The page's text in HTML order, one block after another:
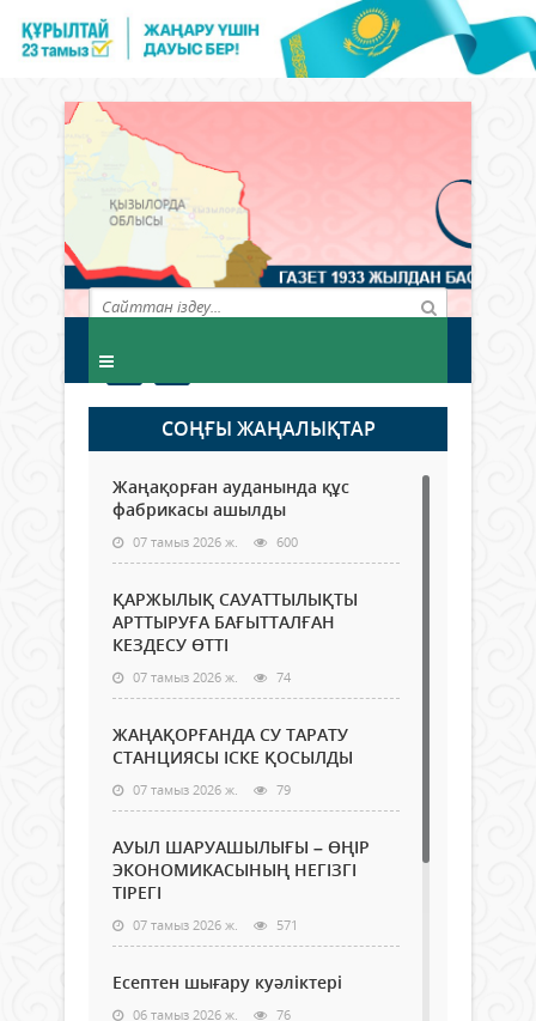
СОҢҒЫ ЖАҢАЛЫҚТАР
Жаңақорған ауданында құс
фабрикасы ашылды
07 тамыз 2026 ж. 600
ҚАРЖЫЛЫҚ САУАТТЫЛЫҚТЫ
АРТТЫРУҒА БАҒЫТТАЛҒАН
КЕЗДЕСУ ӨТТІ
07 тамыз 2026 ж. 74
ЖАҢАҚОРҒАНДА СУ ТАРАТУ
СТАНЦИЯСЫ ІСКЕ ҚОСЫЛДЫ
07 тамыз 2026 ж. 79
АУЫЛ ШАРУАШЫЛЫҒЫ – ӨҢІР
ЭКОНОМИКАСЫНЫҢ НЕГІЗГІ
ТІРЕГІ
07 тамыз 2026 ж. 571
Есептен шығару куәліктері
06 тамыз 2026 ж. 76